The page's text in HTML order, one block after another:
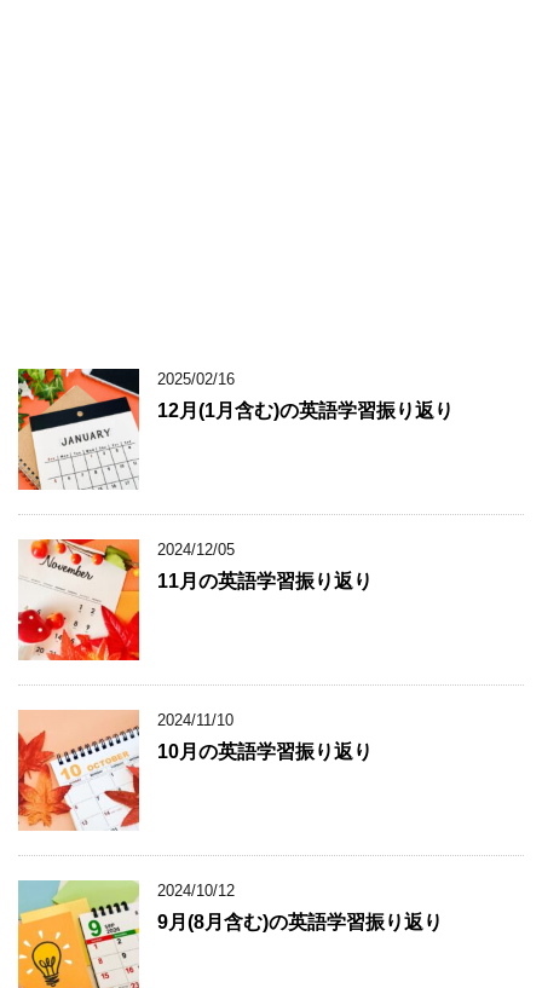
2025/02/16
12月(1月含む)の英語学習振り返り
2024/12/05
11月の英語学習振り返り
2024/11/10
10月の英語学習振り返り
2024/10/12
9月(8月含む)の英語学習振り返り